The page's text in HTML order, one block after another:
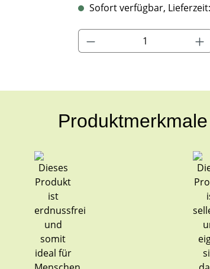
Sofort verfügbar,
Produkt Anzahl: Gib den
Produktmerkmale